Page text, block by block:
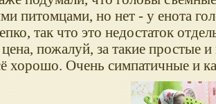
питомцами, но нет - у енота
так что это недостаток
пожалуй, за такие простые
хорошо. Очень симпатичные и